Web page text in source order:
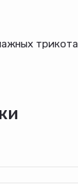
Футболка с
тесьмой.